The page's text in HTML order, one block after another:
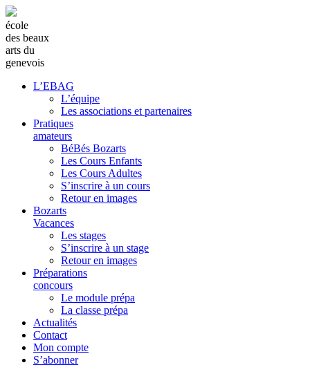
école
des beaux
arts du
genevois
L’EBAG
L’équipe
Les associations et partenaires
Pratiques
amateurs
BéBés Bozarts
Les Cours Enfants
Les Cours Adultes
S’inscrire à un cours
Retour en images
Bozarts
Vacances
Les stages
S’inscrire à un stage
Retour en images
Préparations
concours
Le module prépa
La classe prépa
Actualités
Contact
Mon compte
S’abonner